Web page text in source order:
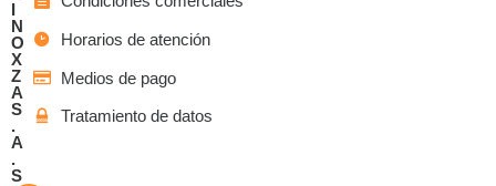
I
N
O
X
Z
A
S
.
A
.
S
Horarios de atención
Medios de pago
Tratamiento de datos